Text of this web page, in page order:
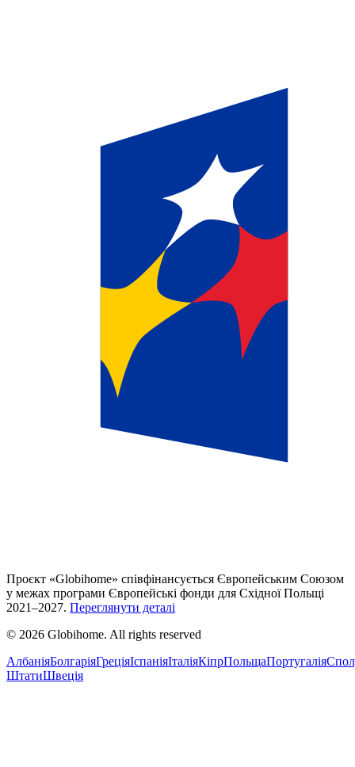
Проєкт «Globihome» співфінансується Європейським Союзом
у межах програми Європейські фонди для Східної Польщі
2021–2027. Переглянути деталі
© 2026 Globihome. All rights reserved
АлбаніяБолгаріяГреціяІспаніяІталіяКіпрПольщаПортугалія
ШтатиШвеція